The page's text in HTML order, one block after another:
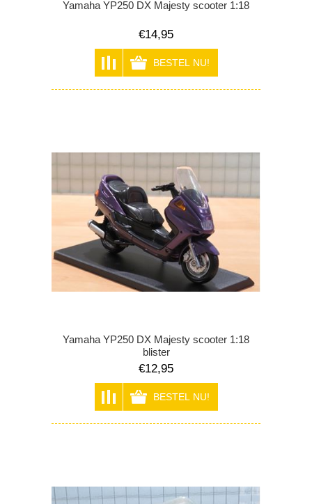
Yamaha YP250 DX Majesty scooter 1:18
€14,95
Yamaha YP250 DX Majesty scooter 1:18
blister
€12,95